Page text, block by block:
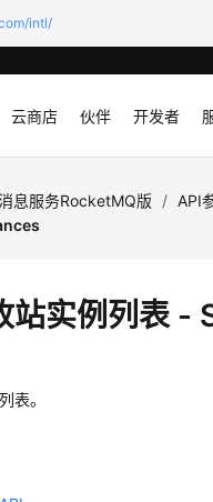
intl/
云商店 伙伴 开发者
息服务RocketMQ版 / API
站实例列表
表。